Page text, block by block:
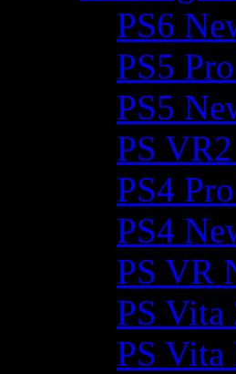
PS6
PS5
PS5
PS
PS4
PS4
PS VR
PS Vita
PS Vita